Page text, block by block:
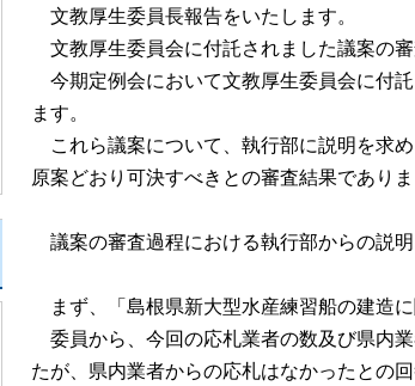
文教厚生委員長報告をいたします。
文教厚生委員会に付託されました議案の
今期定例会において文教厚生委員会に付
ます。
これら議案について、執行部に説明を求
原案どおり可決すべきとの審査結果でありま
議案の審査過程における執行部からの説
まず、「島根県新大型水産練習船の建造
委員から、今回の応札業者の数及び県内
たが、県内業者からの応札はなかったとの回